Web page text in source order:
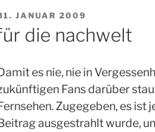
AM
JANUAR 2009
die nachwelt
es nie, nie in
Fans darüber
Zugegeben, es ist
ausgestrahlt wurde,